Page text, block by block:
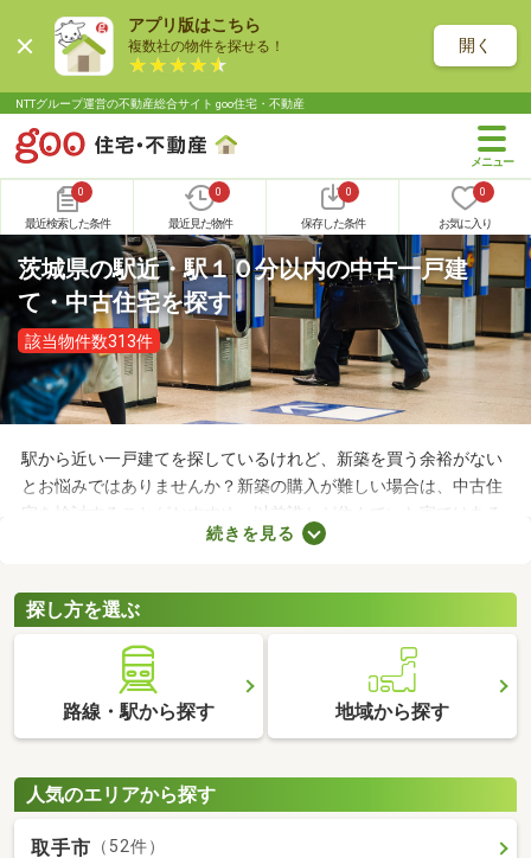
アプリ版はこちら
複数社の物件を探せる！ 開く
NTTグループ運営の不動産総合サイト goo住宅・不動産
0
最近検索した条件
0
最近見た物件
0
保存した条件
0
お気に入り
茨城県の駅近・駅１０分以内の中古一戸建
て・中古住宅を探す
該当物件数313件
駅から近い一戸建てを探しているけれど、新築を買う余裕がない
とお悩みではありませんか？新築の購入が難しい場合は、中古住
宅を検討することがおすすめ。以前誰かが住んでいた家ではある
ものの、費用を大幅に抑えられるメリットがあります。ここで
続きを見る
探し方を選ぶ
路線・駅から探す 地域から探す
人気のエリアから探す
取手市 （52件）